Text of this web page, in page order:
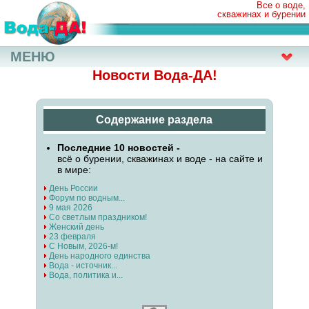
Все о воде,
скважинах и бурении
Новости Вода-ДА!
Содержание раздела
Последние 10 новостей -
всё о бурении, скважинах и воде - на сайте и
в мире:
День России
Форум по водным...
9 мая 2026
Со светлым праздником!
Женский день
23 февраля
С Новым, 2026-м!
День народного единства
Вода - источник...
Вода, политика и...
МЕНЮ